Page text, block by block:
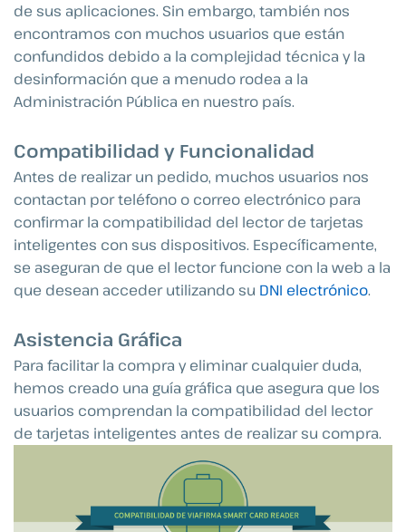
de sus aplicaciones. Sin embargo, también nos
encontramos con muchos usuarios que están
confundidos debido a la complejidad técnica y la
desinformación que a menudo rodea a la
Administración Pública en nuestro país.
Compatibilidad y Funcionalidad
Antes de realizar un pedido, muchos usuarios nos
contactan por teléfono o correo electrónico para
confirmar la compatibilidad del lector de tarjetas
inteligentes con sus dispositivos. Específicamente,
se aseguran de que el lector funcione con la web a la
que desean acceder utilizando su DNI electrónico.
Asistencia Gráfica
Para facilitar la compra y eliminar cualquier duda,
hemos creado una guía gráfica que asegura que los
usuarios comprendan la compatibilidad del lector
de tarjetas inteligentes antes de realizar su compra.